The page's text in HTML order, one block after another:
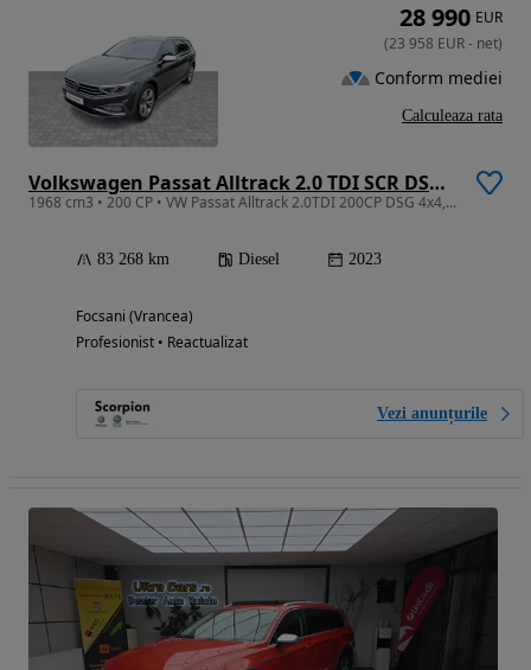
Volkswagen Passat Alltrack 2.0 TDI SCR DSG 4Motion
1968 cm3 • 200 CP • VW Passat Alltrack 2.0TDI 200CP DSG 4x4, LED Matrix, Navigatie, 360
83 268 km Diesel 2023
Focsani (Vrancea)
Profesionist • Reactualizat
Vezi anunțurile
28 990 EUR
(23 958 EUR- net)
Conform mediei
Calculeaza rata